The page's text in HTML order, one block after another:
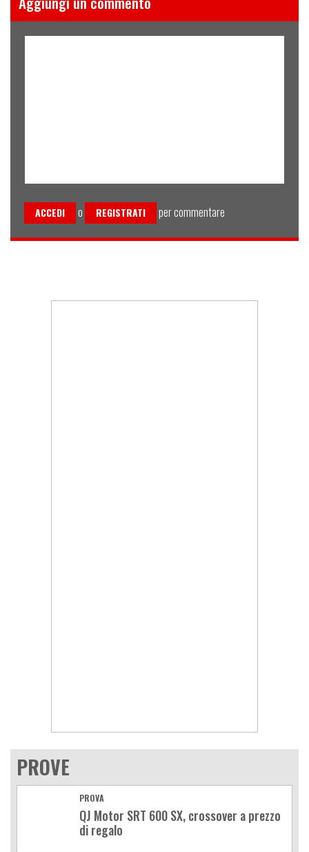
ACCEDI o REGISTRATI per commentare
PROVE
PROVA
QJ Motor SRT 600 SX, crossover a prezzo
di regalo